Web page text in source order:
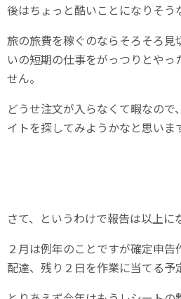
後はちょっと酷いことになりそう
旅の旅費を稼ぐのならそろそろ見
いの短期の仕事をがっつりとやっ
せん。
どうせ注文が入らなくて暇なの
イトを探してみようかなと思いま
さて、というわけで報告は以上に
２月は例年のことですが確定申
配達、残り２日を作業に当てる予